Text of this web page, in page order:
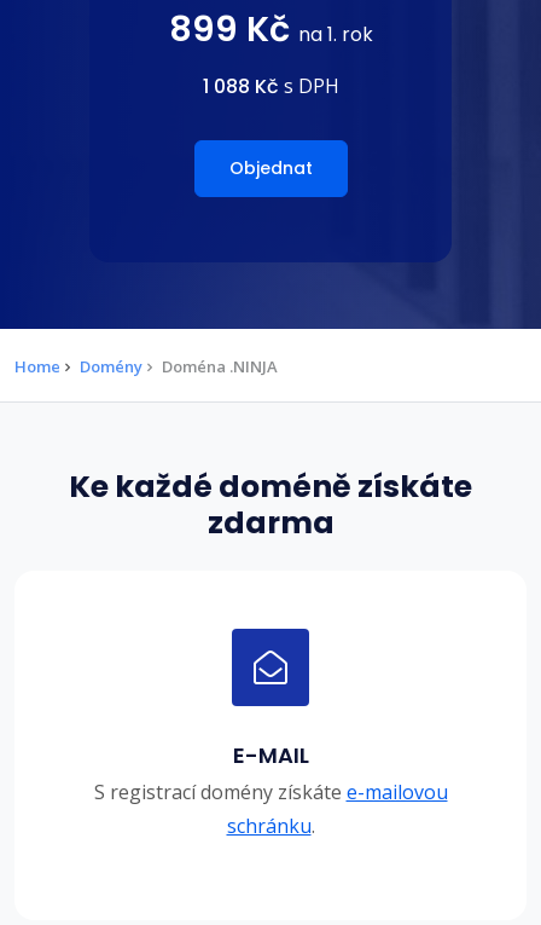
899 Kč na 1. rok
1 088 Kč s DPH
Objednat
Home Domény Doména .NINJA
Ke každé doméně získáte
zdarma
E-MAIL
S registrací domény získáte e-mailovou
schránku.